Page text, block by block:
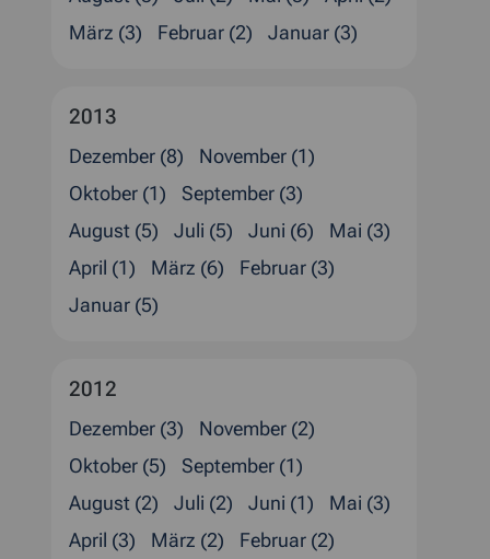
März (3)
Februar (2) Januar (3)
2013
Dezember (8)
November (1)
Oktober (1)
September (3)
August (5)
Juli (5) Juni (6)
Mai (3)
April (1)
März (6)
Februar (3)
Januar (5)
2012
Dezember (3)
November (2)
Oktober (5)
September (1)
August (2)
Juli (2) Juni (1)
Mai (3)
April (3)
März (2)
Februar (2)